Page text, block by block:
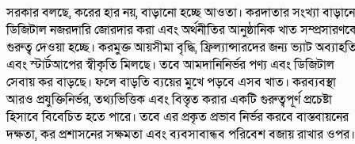
সরকার বলছে, করের হার নয়, বাড়ানো হচ্ছে আওতা। করদাতার সংখ্যা
ডিজিটাল নজরদারি জোরদার করা এবং অর্থনীতির আনুষ্ঠানিক খাত
গুরুত্ব দেওয়া হচ্ছে। করমুক্ত আয়সীমা বৃদ্ধি, ফ্রিল্যান্সারদের জন্য ভ্যাট
এবং স্টার্টআপের স্বীকৃতি মিলছে। তবে আমদানিনির্ভর পণ্য এবং ডিজিটাল
সেবায় কর বাড়ছে। ফলে বাড়তি ব্যয়ের মুখে পড়বে এসব খাত। করব্যবস্থা
আরও প্রযুক্তিনির্ভর, তথ্যভিত্তিক এবং বিস্তৃত করার একটি গুরুত্বপূর্ণ প্রচেষ্টা
হিসাবে বিবেচিত হতে পারে। তবে এর প্রকৃত প্রভাব নির্ভর করবে বাস্তবায়নের
দক্ষতা, কর প্রশাসনের সক্ষমতা এবং ব্যবসাবান্ধব পরিবেশ বজায় রাখার ওপর।